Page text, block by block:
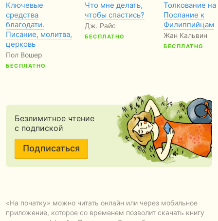
Ключевые
средства
благодати.
Писание, молитва,
церковь
Пол Вошер
БЕСПЛАТНО
Что мне делать,
чтобы спастись?
Дж. Райс
БЕСПЛАТНО
Толкование на
Послание к
Филиппийцам
Жан Кальвин
БЕСПЛАТНО
Безлимитное чтение
с подпиской
Подписаться
«На початку» можно читать онлайн или через мобильное
приложение, которое со временем позволит скачать книгу